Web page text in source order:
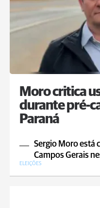
Moro critica
durante pré-
Paraná
Sergio Moro está
Campos Gerais
ELEIÇÕES